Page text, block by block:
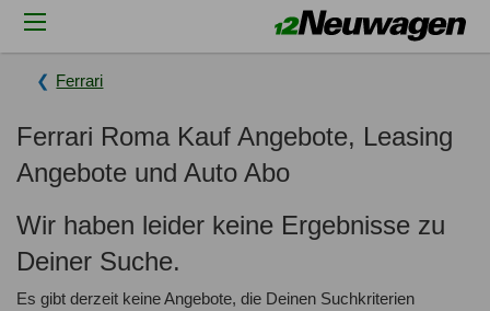
Ferrari
Ferrari Roma Kauf Angebote, Leasing
Angebote und Auto Abo
Wir haben leider keine Ergebnisse zu
Deiner Suche.
Es gibt derzeit keine Angebote, die Deinen Suchkriterien